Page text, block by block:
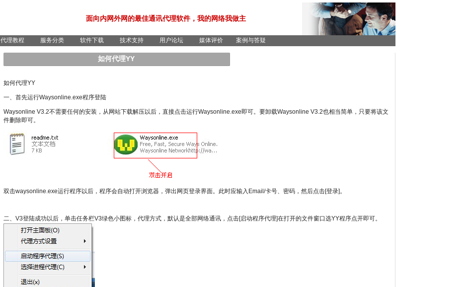
面向内网外网的最佳通讯代理软件，我的网络我做主
代理教程 服务分类 软件下载 技术支持 用户论坛 媒体评价 案例与答疑
如何代理YY
如何代理YY
一、首先运行Waysonline.exe程序登陆
Waysonline V3.2不需要任何的安装，从网站下载解压以后，直接点击运行Waysonline.exe即可。要卸载Waysonline V3.2也相当简单，只要将该文
件删除即可。
双击waysonline.exe运行程序以后，程序会自动打开浏览器，弹出网页登录界面。此时应输入Email/卡号、密码，然后点击[登录]。
二、V3登陆成功以后，单击任务栏V3绿色小图标，代理方式，默认是全部网络通讯，点击[启动程序代理]在打开的文件窗口选YY程序点开即可。